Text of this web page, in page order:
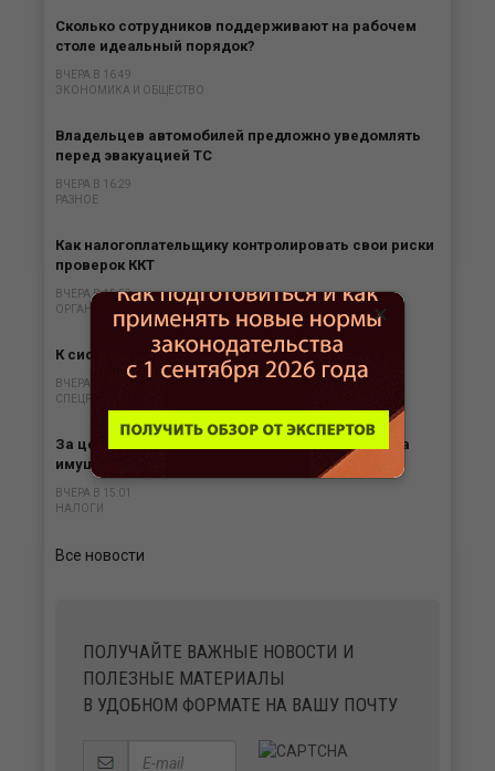
Сколько сотрудников поддерживают на рабочем
столе идеальный порядок?
ВЧЕРА В 16:49
ЭКОНОМИКА И ОБЩЕСТВО
Владельцев автомобилей предложно уведомлять
перед эвакуацией ТС
ВЧЕРА В 16:29
РАЗНОЕ
Как налогоплательщику контролировать свои риски
проверок ККТ
ВЧЕРА В 15:59
ОРГАНИЗАЦИЯ БИЗНЕСА
К системе АУСН присоединился Морской банк
ВЧЕРА В 15:31
СПЕЦРЕЖИМЫ
За цех, простаивающий из-за ремонта, налог на
имущество при ЕСХН платить не нужно
ВЧЕРА В 15:01
НАЛОГИ
Все новости
ПОЛУЧАЙТЕ ВАЖНЫЕ НОВОСТИ И
ПОЛЕЗНЫЕ МАТЕРИАЛЫ
В УДОБНОМ ФОРМАТЕ НА ВАШУ ПОЧТУ
×